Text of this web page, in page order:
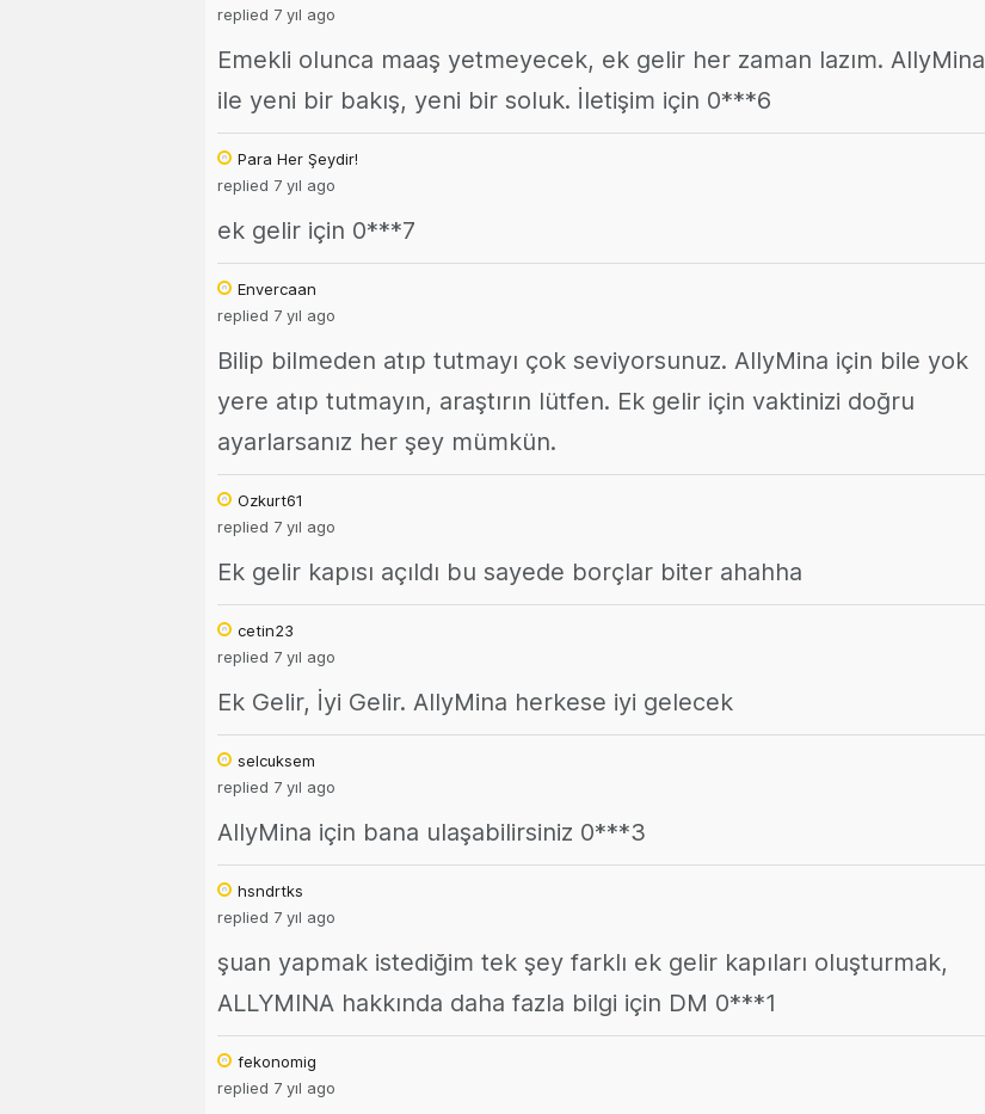
replied 7 yıl ago
Emekli olunca maaş yetmeyecek, ek gelir her zaman lazım. AllyMina
ile yeni bir bakış, yeni bir soluk. İletişim için 0***6
Para Her Şeydir!
replied 7 yıl ago
ek gelir için 0***7
Envercaan
replied 7 yıl ago
Bilip bilmeden atıp tutmayı çok seviyorsunuz. AllyMina için bile yok
yere atıp tutmayın, araştırın lütfen. Ek gelir için vaktinizi doğru
ayarlarsanız her şey mümkün.
Ozkurt61
replied 7 yıl ago
Ek gelir kapısı açıldı bu sayede borçlar biter ahahha
cetin23
replied 7 yıl ago
Ek Gelir, İyi Gelir. AllyMina herkese iyi gelecek
selcuksem
replied 7 yıl ago
AllyMina için bana ulaşabilirsiniz 0***3
hsndrtks
replied 7 yıl ago
şuan yapmak istediğim tek şey farklı ek gelir kapıları oluşturmak,
ALLYMINA hakkında daha fazla bilgi için DM 0***1
fekonomig
replied 7 yıl ago